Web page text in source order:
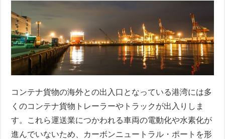
コンテナ貨物の海外との出入口となっている港湾には多
くのコンテナ貨物トレーラーやトラックが出入りしま
す。これら運送業につかわれる車両の電動化や水素化が
進んでいないため、カーボンニュートラル・ポートを形